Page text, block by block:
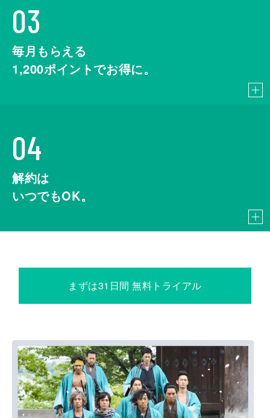
03
毎月もらえる
1,200ポイントでお得に。
04
解約は
いつでもOK。
まずは31日間 無料トライアル